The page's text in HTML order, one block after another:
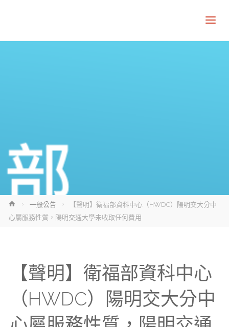
Home一般公告
【聲明】衛福部資科中心（HWDC）陽明交大分中
心屬服務性質，陽明交通大學未收取任何費用
【聲明】衛福部資科中心
（HWDC）陽明交大分中